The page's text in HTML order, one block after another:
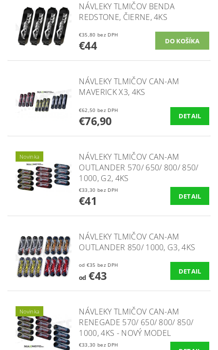
NÁVLEKY TLMIČOV BENDA
REDSTONE, ČIERNE, 4KS
€35,80 bez DPH
€44
NÁVLEKY TLMIČOV CAN-AM
MAVERICK X3, 4KS
€62,50 bez DPH
€76,90 DETAIL
Novinka
NÁVLEKY TLMIČOV CAN-AM
OUTLANDER 570/ 650/ 800/ 850/
1000, G2, 4KS
€33,30 bez DPH
€41 DETAIL
NÁVLEKY TLMIČOV CAN-AM
OUTLANDER 850/ 1000, G3, 4KS
od €35 bez DPH
od€43 DETAIL
Novinka
NÁVLEKY TLMIČOV CAN-AM
RENEGADE 570/ 650/ 800/ 850/
1000, 4KS - NOVÝ MODEL
€33,30 bez DPH